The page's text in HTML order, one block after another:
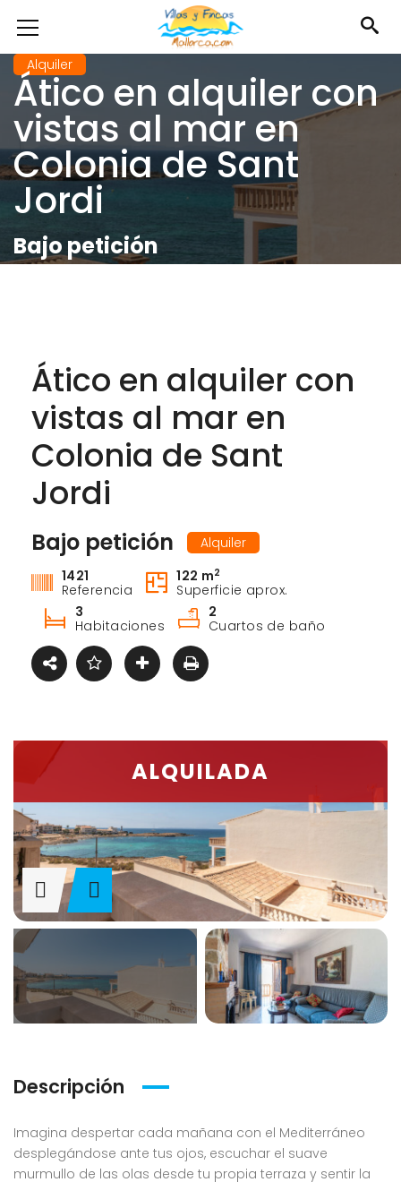
Alquiler
Ático en alquiler con
vistas al mar en
Colonia de Sant
Jordi
Bajo petición
Ático en alquiler con
vistas al mar en
Colonia de Sant
Jordi
Bajo petición
Alquiler
1421
Referencia
122 m2
Superficie aprox.
3
Habitaciones
2
Cuartos de baño
ALQUILADA
Descripción
Imagina despertar cada mañana con el Mediterráneo
desplegándose ante tus ojos, escuchar el suave
murmullo de las olas desde tu propia terraza y sentir la